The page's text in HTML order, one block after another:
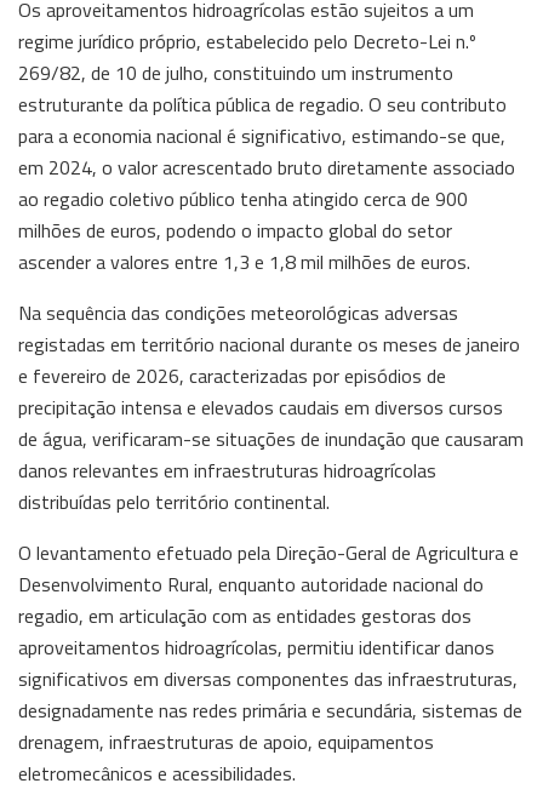
Os aproveitamentos hidroagrícolas estão sujeitos a um
regime jurídico próprio, estabelecido pelo Decreto-Lei n.º
269/82, de 10 de julho, constituindo um instrumento
estruturante da política pública de regadio. O seu contributo
para a economia nacional é significativo, estimando-se que,
em 2024, o valor acrescentado bruto diretamente associado
ao regadio coletivo público tenha atingido cerca de 900
milhões de euros, podendo o impacto global do setor
ascender a valores entre 1,3 e 1,8 mil milhões de euros.
Na sequência das condições meteorológicas adversas
registadas em território nacional durante os meses de janeiro
e fevereiro de 2026, caracterizadas por episódios de
precipitação intensa e elevados caudais em diversos cursos
de água, verificaram-se situações de inundação que causaram
danos relevantes em infraestruturas hidroagrícolas
distribuídas pelo território continental.
O levantamento efetuado pela Direção-Geral de Agricultura e
Desenvolvimento Rural, enquanto autoridade nacional do
regadio, em articulação com as entidades gestoras dos
aproveitamentos hidroagrícolas, permitiu identificar danos
significativos em diversas componentes das infraestruturas,
designadamente nas redes primária e secundária, sistemas de
drenagem, infraestruturas de apoio, equipamentos
eletromecânicos e acessibilidades.